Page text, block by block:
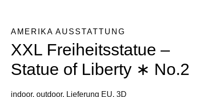
AMERIKA AUSSTATTUNG
XXL Freiheitsstatue –
Statue of Liberty ∗ No.2
indoor, outdoor, Lieferung EU, 3D